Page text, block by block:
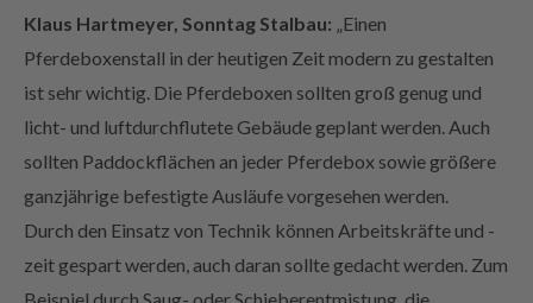
Pferdeboxenstall in der heutigen Zeit modern zu gestalten
ist sehr wichtig. Die Pferdeboxen sollten groß genug und
licht- und luftdurchflutete Gebäude geplant werden. Auch
sollten Paddockflächen an jeder Pferdebox sowie größere
ganzjährige befestigte Ausläufe vorgesehen werden.
Durch den Einsatz von Technik können Arbeitskräfte und -
zeit gespart werden, auch daran sollte gedacht werden. Zum
Beispiel durch Saug- oder Schieberentmistung, die